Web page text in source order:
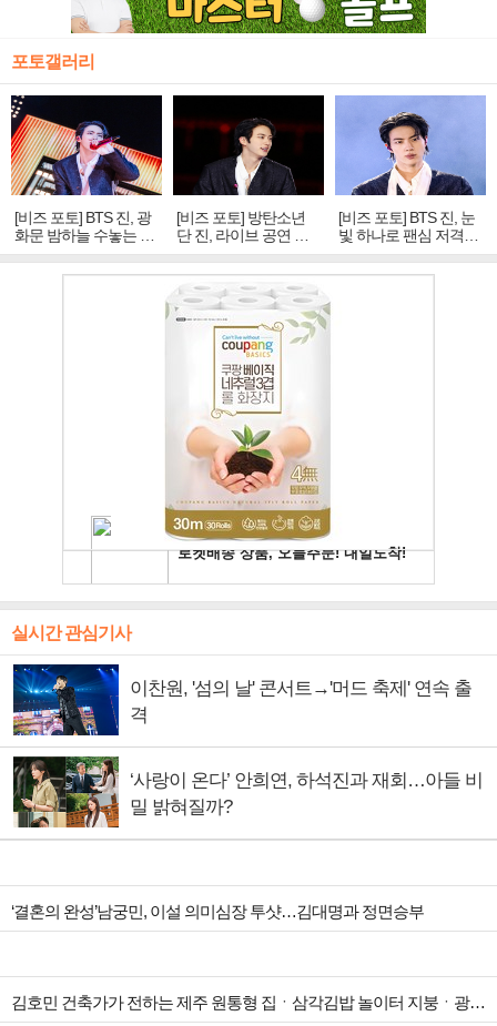
포토갤러리
[비즈 포토] BTS 진, 광
화문 밤하늘 수놓는 '비
주얼 킹'의 열창
[비즈 포토] 방탄소년
단 진, 라이브 공연 중
빛나는 독보적 아우라
[비즈 포토] BTS 진, 눈
빛 하나로 팬심 저격…
독보적 카리스마
실시간 관심기사
이찬원, '섬의 날' 콘서트→'머드 축제' 연속 출
격
‘사랑이 온다’ 안희연, 하석진과 재회…아들 비
밀 밝혀질까?
‘결혼의 완성’남궁민, 이설 의미심장 투샷…김대명과 정면승부
김호민 건축가가 전하는 제주 원통형 집ㆍ삼각김밥 놀이터 지붕ㆍ광주 ‘백소헌’ 등 하나뿐인 지붕(건축탐구 집)